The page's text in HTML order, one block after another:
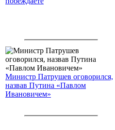
Министр Патрушев оговорился,
назвав Путина «Павлом
Ивановичем»